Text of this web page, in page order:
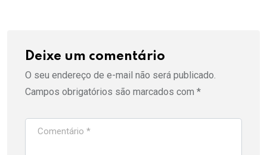
Deixe um comentário
O seu endereço de e-mail não será publicado.
Campos obrigatórios são marcados com *